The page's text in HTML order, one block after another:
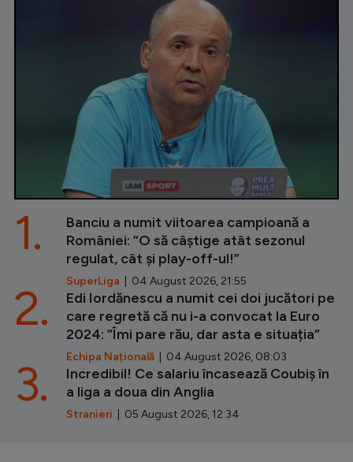
Banciu a numit viitoarea campioană a
României: ”O să câștige atât sezonul
regulat, cât și play-off-ul!”
SuperLiga | 04 August 2026, 21:55
1.
Edi Iordănescu a numit cei doi jucători pe
care regretă că nu i-a convocat la Euro
2024: ”Îmi pare rău, dar asta e situația”
Echipa Națională | 04 August 2026, 08:03
2.
Incredibil! Ce salariu încasează Coubiș în
a liga a doua din Anglia
Stranieri | 05 August 2026, 12:34
3.